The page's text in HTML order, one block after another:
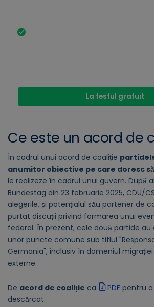
La testul gratuit
Ce este un acord de
În cadrul unui acord de coaliție
anumitor obiective pe care doresc să
le realizeze în cadrul unui guvern. După
Bundestag din 23 februarie 2025, CDU/
alegerile, și potențialul său partener de
purtat discuții privind formarea unui
federal. În prezent, cele două partide
unor puncte comune sub titlul
Germania", inclusiv în domeniul
externe.
De acord de coaliție ca PDF pentru
descărcat.